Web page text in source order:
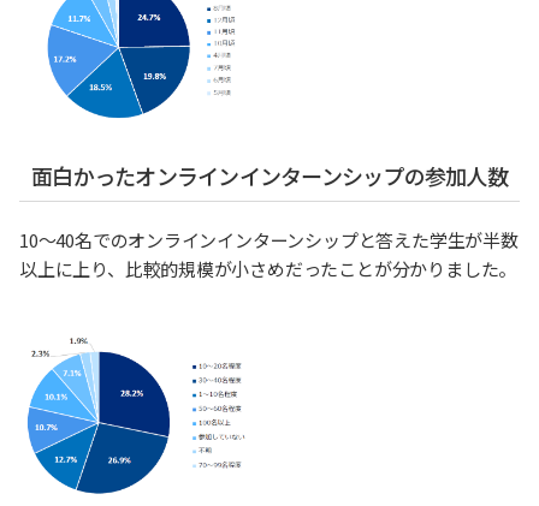
面白かったオンラインインターンシップの参加人数
10～40名でのオンラインインターンシップと答えた学生が半数
以上に上り、比較的規模が小さめだったことが分かりました。